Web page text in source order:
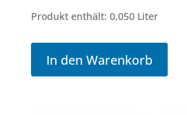
Produkt enthält: 0,050 Liter
In den Warenkorb